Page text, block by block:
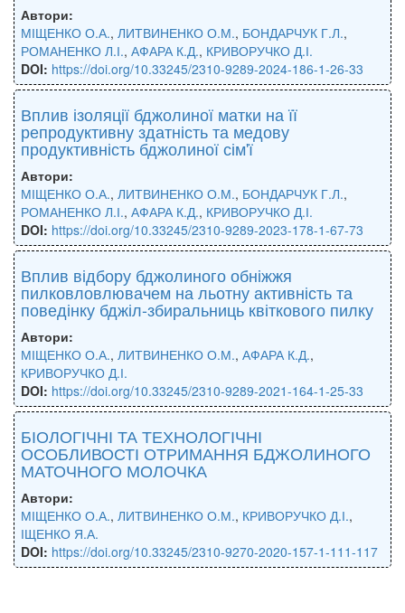
Автори:
МІЩЕНКО О.А., ЛИТВИНЕНКО О.М., БОНДАРЧУК Г.Л.,
РОМАНЕНКО Л.І., АФАРА К.Д., КРИВОРУЧКО Д.І.
DOI: https://doi.org/10.33245/2310-9289-2024-186-1-26-33
Вплив ізоляції бджолиної матки на її
репродуктивну здатність та медову
продуктивність бджолиної сім'ї
Автори:
МІЩЕНКО О.А., ЛИТВИНЕНКО О.М., БОНДАРЧУК Г.Л.,
РОМАНЕНКО Л.І., АФАРА К.Д., КРИВОРУЧКО Д.І.
DOI: https://doi.org/10.33245/2310-9289-2023-178-1-67-73
Вплив відбору бджолиного обніжжя
пилковловлювачем на льотну активність та
поведінку бджіл-збиральниць квіткового пилку
Автори:
МІЩЕНКО О.А., ЛИТВИНЕНКО О.М., АФАРА К.Д.,
КРИВОРУЧКО Д.І.
DOI: https://doi.org/10.33245/2310-9289-2021-164-1-25-33
БІОЛОГІЧНІ ТА ТЕХНОЛОГІЧНІ
ОСОБЛИВОСТІ ОТРИМАННЯ БДЖОЛИНОГО
МАТОЧНОГО МОЛОЧКА
Автори:
МІЩЕНКО О.А., ЛИТВИНЕНКО О.М., КРИВОРУЧКО Д.І.,
ІЩЕНКО Я.А.
DOI: https://doi.org/10.33245/2310-9270-2020-157-1-111-117